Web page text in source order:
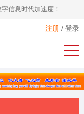
信息时代加速度！
注册 / 登录